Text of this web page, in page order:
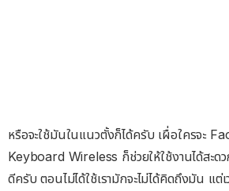
หรือจะใช้มันในแนวตั้งก็ได้ครับ เผื่อใครจะ
Keyboard Wireless ก็ช่วยให้ใช้งานได้สะด
ดีครับ ตอนไม่ได้ใช้เรามักจะไม่ได้คิดถึงมัน แต่เ